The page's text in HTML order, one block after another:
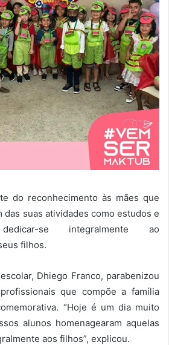
do reconhecimento às mães que
das suas atividades como estudos e
se integralmente ao
filhos.
Dhiego Franco, parabenizou
que compõe a família
“Hoje é um dia muito
alunos homenagearam aquelas
aos filhos”, explicou.